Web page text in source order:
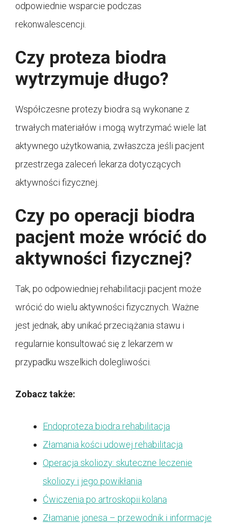
odpowiednie wsparcie podczas
rekonwalescencji.
Czy proteza biodra
wytrzymuje długo?
Współczesne protezy biodra są wykonane z
trwałych materiałów i mogą wytrzymać wiele lat
aktywnego użytkowania, zwłaszcza jeśli pacjent
przestrzega zaleceń lekarza dotyczących
aktywności fizycznej.
Czy po operacji biodra
pacjent może wrócić do
aktywności fizycznej?
Tak, po odpowiedniej rehabilitacji pacjent może
wrócić do wielu aktywności fizycznych. Ważne
jest jednak, aby unikać przeciążania stawu i
regularnie konsultować się z lekarzem w
przypadku wszelkich dolegliwości.
Zobacz także:
Endoproteza biodra rehabilitacja
Złamania kości udowej rehabilitacja
Operacja skoliozy: skuteczne leczenie
skoliozy i jego powikłania
Ćwiczenia po artroskopii kolana
Złamanie jonesa – przewodnik i informacje